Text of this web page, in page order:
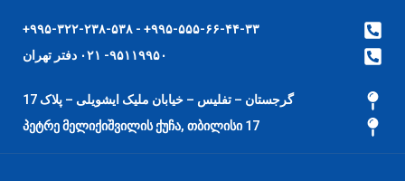
۹۹۵-۵۵۵-۶۶-۴۴-۳۳+ - ۹۹۵-۳۲۲-۲۳۸-۵۳۸+
۹۵۱۱۹۹۵۰- ۰۲۱ دفتر تهران
گرجستان – تفلیس – خیابان ملیک ایشویلی – پلاک 17
17 პეტრე მელიქიშვილის ქუჩა, თბილისი